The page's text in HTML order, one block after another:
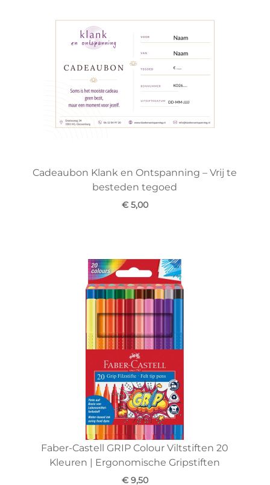
Cadeaubon Klank en Ontspanning – Vrij te
besteden tegoed
€ 5,00
Faber-Castell GRIP Colour Viltstiften 20
Kleuren | Ergonomische Gripstiften
€ 9,50